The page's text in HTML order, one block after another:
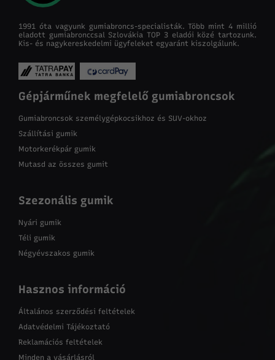
1991 óta vagyunk gumiabroncs-specialisták. Több mint 4 millió
eladott gumiabronccsal Szlovákia TOP 3 eladói közé tartozunk.
Kis- és nagykereskedelmi ügyfeleket egyaránt kiszolgálunk.
Gépjárműnek megfelelő gumiabroncsok
Gumiabroncsok személygépkocsikhoz és SUV-okhoz
Szállítási gumik
Motorkerékpár gumik
Mutasd az összes gumit
Szezonális gumik
Nyári gumik
Téli gumik
Négyévszakos gumik
Hasznos információ
Általános szerződési feltételek
Adatvédelmi Tájékoztató
Reklamációs feltételek
Minden a vásárlásról